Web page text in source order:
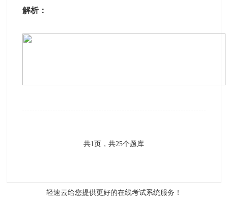
解析：
共1页，共25个题库
轻速云给您提供更好的在线考试系统服务！